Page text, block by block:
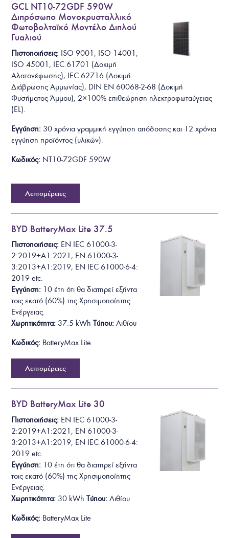
GCL NT10-72GDF 590W
Διπρόσωπο Μονοκρυσταλλικό
Φωτοβολταϊκό Μοντέλο Διπλού
Γυαλιού
Πιστοποιήσεις: ISO 9001, ISO 14001,
ISO 45001, IEC 61701 (Δοκιμή
Αλατονέφωσης), IEC 62716 (Δοκιμή
Διάβρωσης Αμμωνίας), DIN EN 60068-2-68 (Δοκιμή
Φυσήματος Άμμου), 2×100% επιθεώρηση ηλεκτροφωταύγειας
(EL).
Εγγύηση: 30 χρόνια γραμμική εγγύηση απόδοσης και 12 χρόνια
εγγύηση προϊόντος (υλικών).
Κωδικός: NT10-72GDF 590W
Λεπτομέρειες
BYD BatteryMax Lite 37.5
Πιστοποιήσεις: EN IEC 61000-3-
2:2019+A1:2021 , EN 61000-3-
3:2013+A1:2019, EN IEC 61000-6-4:
2019etc.
Εγγύηση: 10 έτη ότι θαδιατηρεί εξήντα
τοις εκατό (60%) της Χρησιμοποίητης
Ενέργειας.
Χωρητικότητα: 37.5 kWh Τύπου: Λιθίου
Κωδικός: BatteryMax Lite
Λεπτομέρειες
BYD BatteryMax Lite 30
Πιστοποιήσεις: EN IEC 61000-3-
2:2019+A1:2021 , EN 61000-3-
3:2013+A1:2019, EN IEC 61000-6-4:
2019etc.
Εγγύηση: 10 έτη ότι θαδιατηρεί εξήντα
τοις εκατό (60%) της Χρησιμοποίητης
Ενέργειας.
Χωρητικότητα: 30 kWh Τύπου: Λιθίου
Κωδικός: BatteryMax Lite